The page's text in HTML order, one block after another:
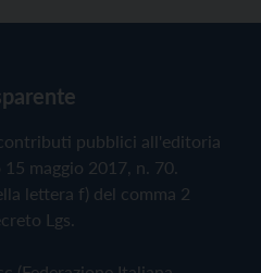
pubblici all'editoria
maggio 2017, n. 70.
lettera f) del comma 2
Lgs.